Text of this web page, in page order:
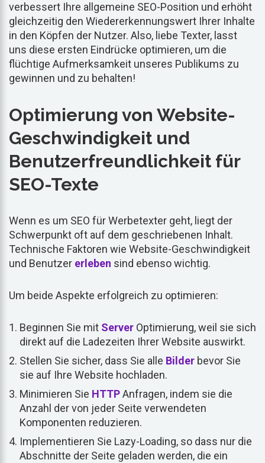
verbessert Ihre allgemeine SEO-Position und erhöht
gleichzeitig den Wiedererkennungswert Ihrer Inhalte
in den Köpfen der Nutzer. Also, liebe Texter, lasst
uns diese ersten Eindrücke optimieren, um die
flüchtige Aufmerksamkeit unseres Publikums zu
gewinnen und zu behalten!
Optimierung von Website-
Geschwindigkeit und
Benutzerfreundlichkeit für
SEO-Texte
Wenn es um SEO für Werbetexter geht, liegt der
Schwerpunkt oft auf dem geschriebenen Inhalt.
Technische Faktoren wie Website-Geschwindigkeit
und Benutzer erleben sind ebenso wichtig.
Um beide Aspekte erfolgreich zu optimieren:
Beginnen Sie mit Server Optimierung, weil sie sich
direkt auf die Ladezeiten Ihrer Website auswirkt.
Stellen Sie sicher, dass Sie alle Bilder bevor Sie
sie auf Ihre Website hochladen.
Minimieren Sie HTTPAnfragen, indem sie die
Anzahl der von jeder Seite verwendeten
Komponenten reduzieren.
Implementieren Sie Lazy-Loading, so dass nur die
Abschnitte der Seite geladen werden, die ein